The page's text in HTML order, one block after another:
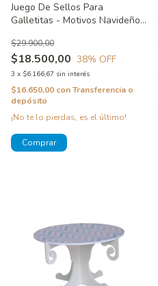
Juego De Sellos Para
Galletitas - Motivos Navideños
$18.500,00
$29.900,00
38% OFF
3 x $6.166,67 sin interés
$16.650,00 conTransferencia o
depósito
¡No te lo pierdas, es el último!